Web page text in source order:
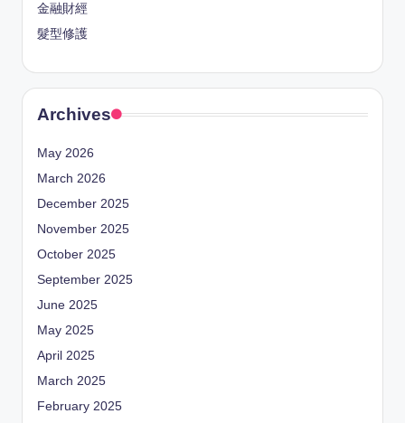
金融財經
髮型修護
Archives
May 2026
March 2026
December 2025
November 2025
October 2025
September 2025
June 2025
May 2025
April 2025
March 2025
February 2025